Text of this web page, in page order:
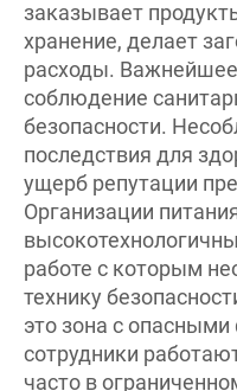
хранение, делает
расходы. Важнейшее
соблюдение
безопасности.
последствия для
ущерб репутации
Организации
работе с которым
технику
это зона с опасными
сотрудники
часто в
повара важны